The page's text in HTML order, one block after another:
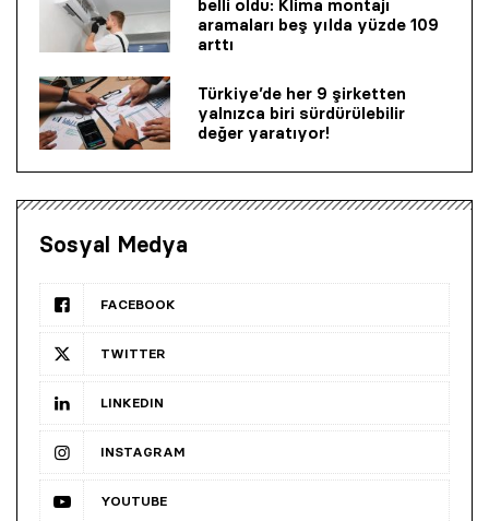
belli oldu: Klima montajı
aramaları beş yılda yüzde 109
arttı
Türkiye’de her 9 şirketten
yalnızca biri sürdürülebilir
değer yaratıyor!
Sosyal Medya
FACEBOOK
TWITTER
LINKEDIN
INSTAGRAM
YOUTUBE